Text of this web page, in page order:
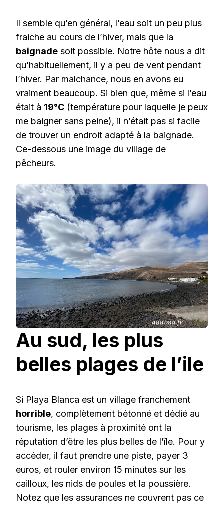
Il semble qu’en général, l’eau soit un peu plus
fraiche au cours de l’hiver, mais que la
baignade soit possible. Notre hôte nous a dit
qu’habituellement, il y a peu de vent pendant
l’hiver. Par malchance, nous en avons eu
vraiment beaucoup. Si bien que, même si l’eau
était à 19°C (température pour laquelle je peux
me baigner sans peine), il n’était pas si facile
de trouver un endroit adapté à la baignade.
Ce-dessous une image du village de
pêcheurs.
Au sud, les plus
belles plages de l’ile
Si Playa Blanca est un village franchement
horrible, complètement bétonné et dédié au
tourisme, les plages à proximité ont la
réputation d’être les plus belles de l’île. Pour y
accéder, il faut prendre une piste, payer 3
euros, et rouler environ 15 minutes sur les
cailloux, les nids de poules et la poussière.
Notez que les assurances ne couvrent pas ce